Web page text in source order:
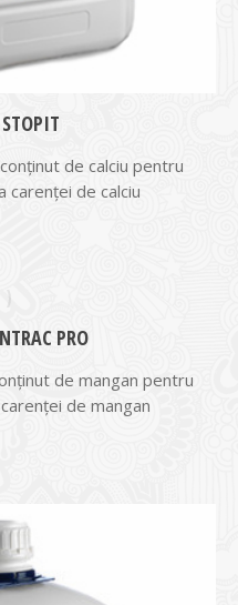
de calciu pentru
de calciu
PRO
de mangan pentru
de mangan